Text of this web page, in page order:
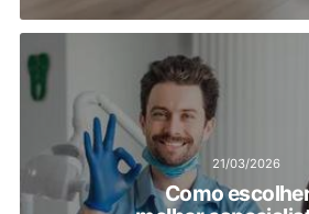
21/03/2026
Como